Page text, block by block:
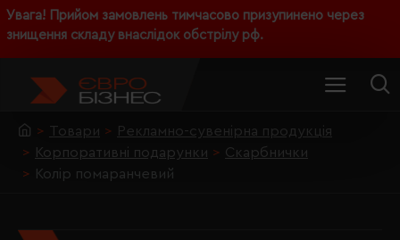
Увага! Прийом замовлень тимчасово призупинено через
знищення складу внаслідок обстрілу рф.
Товари
Рекламно-сувенірна продукція
Корпоративні подарунки
Скарбнички
Колір помаранчевий